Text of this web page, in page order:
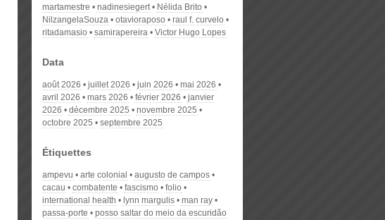
martamestre
nadinesiegert
Nélida Brito
NilzangelaSouza
otavioraposo
raul f. curvelo
ritadamasio
samirapereira Victor Hugo Lopes
Data
août 2026 juillet 2026 juin 2026
mai 2026
avril 2026
mars 2026 février 2026
janvier
2026
décembre 2025
novembre 2025
octobre 2025
septembre 2025
Étiquettes
ampevu arte colonial
augusto de campos
cacau
combatente fascismo
folio
international health
lynn margulis
man ray
passa-porte
posso saltar do meio da escuridão